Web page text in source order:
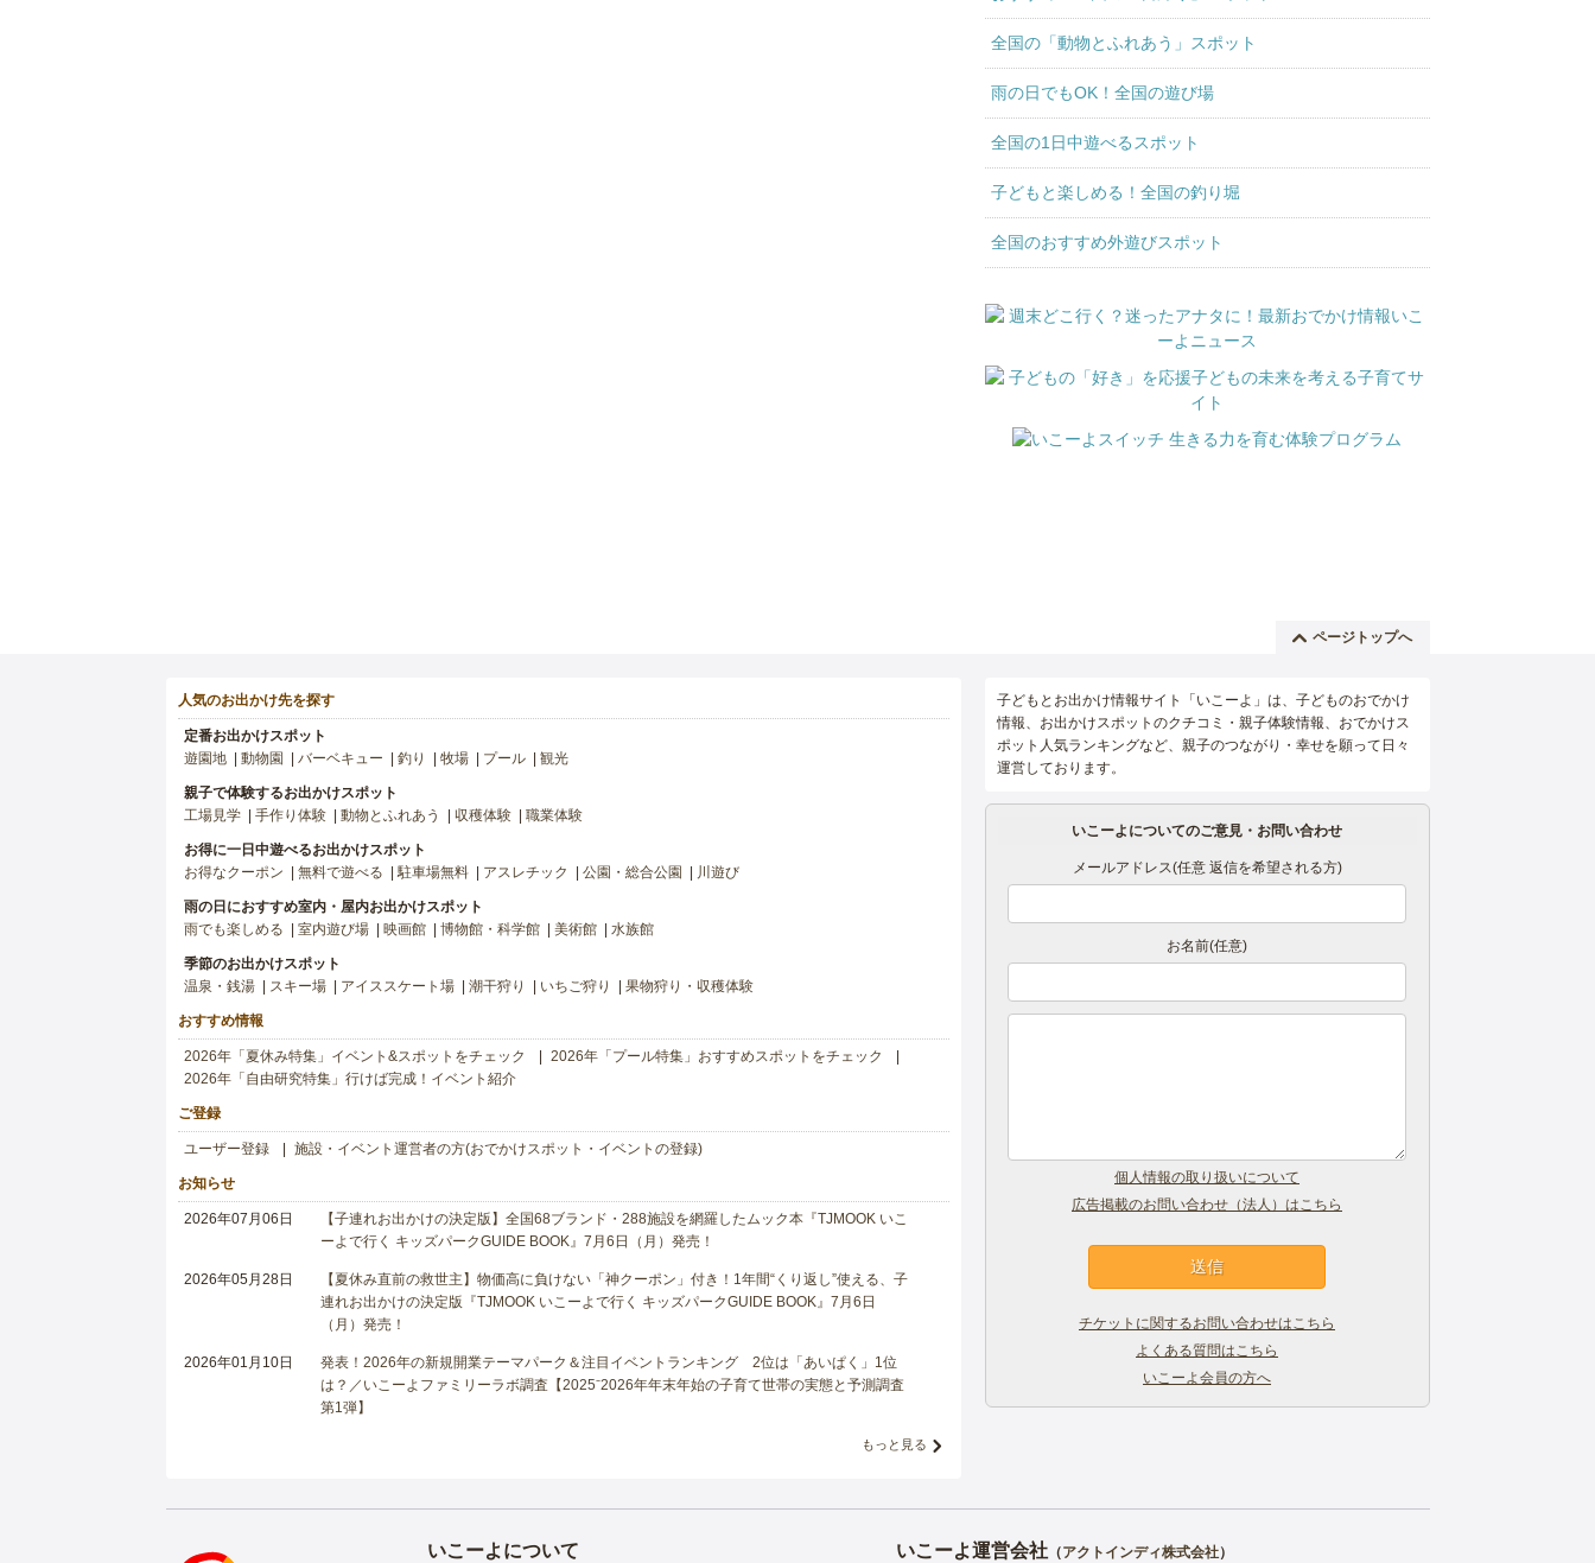
全国の「動物とふれあう」スポット
雨の日でもOK！全国の遊び場
全国の1日中遊べるスポット
子どもと楽しめる！全国の釣り堀
全国のおすすめ外遊びスポット
ページトップへ
人気のお出かけ先を探す
定番お出かけスポット
遊園地
動物園 バーベキュー 釣り 牧場 プール 観光
親子で体験するお出かけスポット
工場見学
手作り体験 動物とふれあう 収穫体験 職業体験
お得に一日中遊べるお出かけスポット
お得なクーポン
無料で遊べる 駐車場無料 アスレチック 公園・総合公園 川遊び
雨の日におすすめ室内・屋内お出かけスポット
雨でも楽しめる
室内遊び場 映画館 博物館・科学館 美術館 水族館
季節のお出かけスポット
温泉・銭湯
スキー場 アイススケート場 潮干狩り いちご狩り 果物狩り・収穫体験
おすすめ情報
2026年「夏休み特集」イベント&スポットをチェック
2026年「プール特集」おすすめスポットをチェック
2026年「自由研究特集」行けば完成！イベント紹介
ご登録
ユーザー登録 施設・イベント運営者の方(おでかけスポット・イベントの登録)
お知らせ
2026年07月06日
【子連れお出かけの決定版】全国68ブランド・288施設を網羅したムック本『TJMOOK いこ
ーよで行く キッズパークGUIDE BOOK』7月6日（月）発売！
2026年05月28日
【夏休み直前の救世主】物価高に負けない「神クーポン」付き！1年間“くり返し”使える、子
連れお出かけの決定版『TJMOOK いこーよで行く キッズパークGUIDE BOOK』7月6日
（月）発売！
2026年01月10日
発表！2026年の新規開業テーマパーク＆注目イベントランキング 2位は「あいぱく」1位
は？／いこーよファミリーラボ調査【2025⁻2026年年末年始の子育て世帯の実態と予測調査
第1弾】
もっと見る
子どもとお出かけ情報サイト「いこーよ」は、子どものおでかけ
情報、お出かけスポットのクチコミ・親子体験情報、おでかけス
ポット人気ランキングなど、親子のつながり・幸せを願って日々
運営しております。
いこーよについてのご意見・お問い合わせ
メールアドレス(任意 返信を希望される方)
お名前(任意)
個人情報の取り扱いについて
広告掲載のお問い合わせ（法人）はこちら
チケットに関するお問い合わせはこちら
よくある質問はこちら
いこーよ会員の方へ
いこーよについて いこーよ運営会社（アクトインディ株式会社）